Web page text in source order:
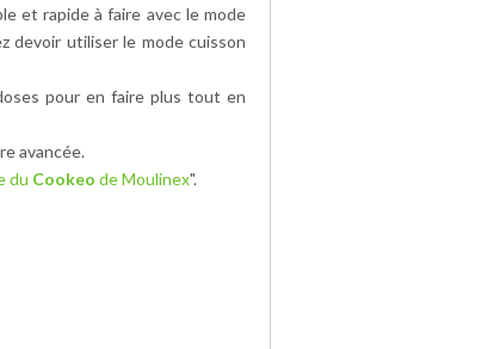
et rapide à faire avec le mode
devoir utiliser le mode cuisson
pour en faire plus tout en
avancée.
du Cookeo de Moulinex".